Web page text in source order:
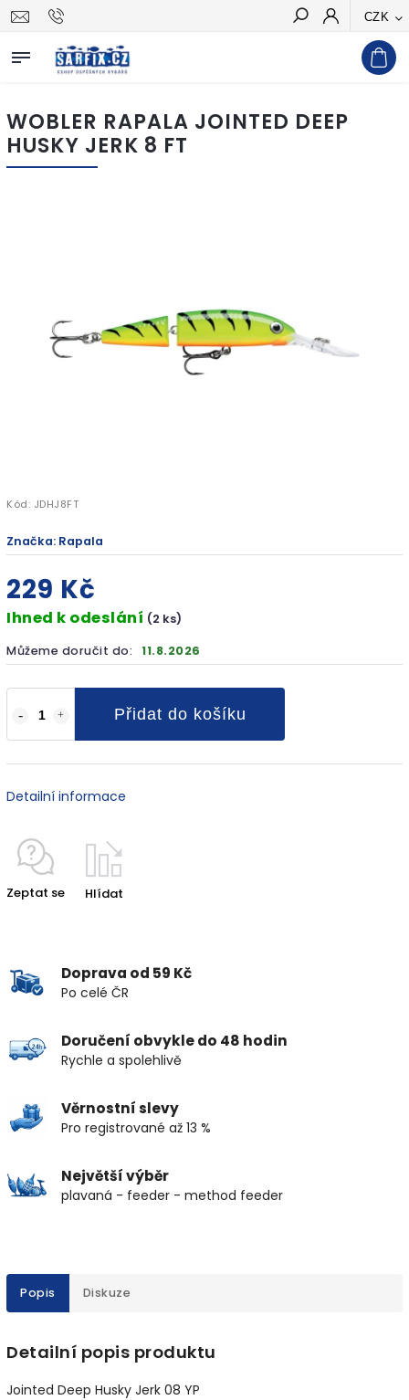
CZK
Hledat
WOBLER RAPALA JOINTED DEEP
HUSKY JERK 8 FT
Kód: JDHJ8FT
Značka: Rapala
229 Kč
Ihned k odeslání (2 ks)
Můžeme doručit do: 11.8.2026
Přidat do košíku
Detailní informace
Zeptat se Hlídat
Doprava od 59 Kč
Po celé ČR
Doručení obvykle do 48 hodin
Rychle a spolehlivě
Věrnostní slevy
Pro registrované až 13 %
Největší výběr
plavaná - feeder - method feeder
Popis Diskuze
Detailní popis produktu
Jointed Deep Husky Jerk 08 YP